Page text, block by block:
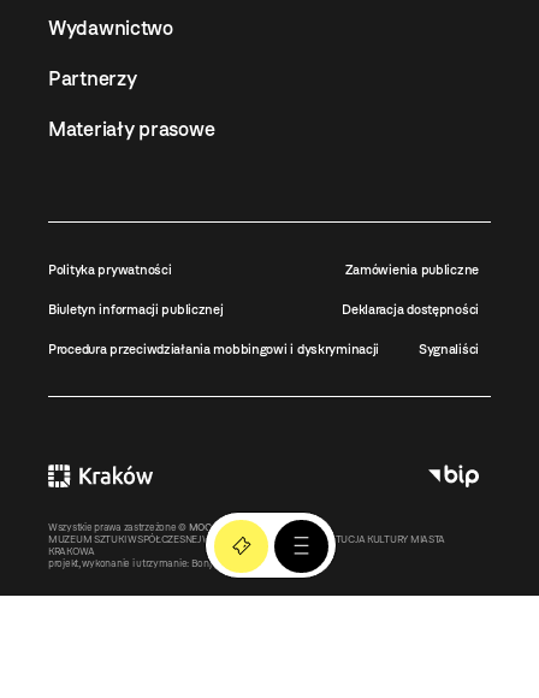
Wydawnictwo
Partnerzy
Materiały prasowe
Polityka prywatności Zamówienia publiczne
Biuletyn informacji publicznej Deklaracja dostępności
Procedura przeciwdziałania mobbingowi i dyskryminacji Sygnaliści
Wszystkie prawa zastrzeżone © MOCAK2011-2026
MUZEUM SZTUKI WSPÓŁCZESNEJ W KRAKOWIE MOCAK – INSTYTUCJA KULTURY MIASTA
KRAKOWA
projekt, wykonanie i utrzymanie: Bonjour.pl